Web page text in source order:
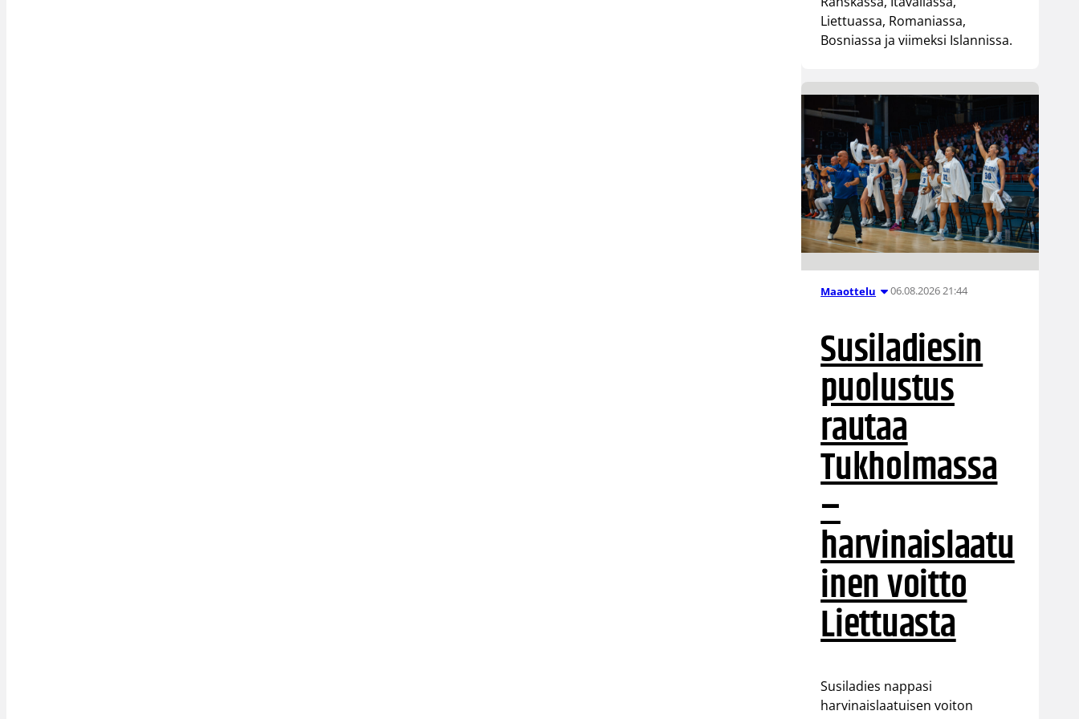
Liettuassa, Romaniassa,
Bosniassa ja viimeksi Islannissa.
Maaottelu 06.08.2026 21:44
Susiladiesin
puolustus
rautaa
Tukholmassa
–
harvinaislaatu
inen voitto
Liettuasta
Susiladies nappasi
harvinaislaatuisen voiton